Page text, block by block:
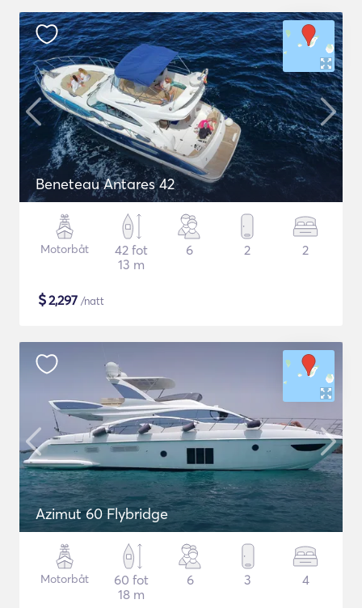
Beneteau Antares 42
Motorbåt
42 fot
13 m
6 2 2
$2,297 /natt
Azimut 60 Flybridge
Motorbåt
60 fot
18 m
6 3 4